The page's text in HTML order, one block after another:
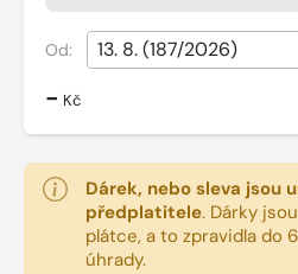
Od:
- Kč
Dárek, nebo sleva jsou
předplatitele. Dárky
plátce, a to zpravidla do
úhrady.